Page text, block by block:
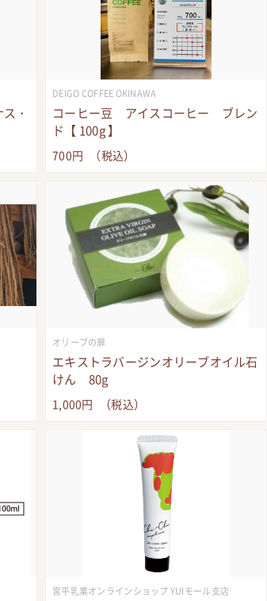
・
DEIGO COFFEE OKINAWA
コーヒー豆 アイスコーヒー ブレン
ド【 100g 】
700円 （税込）
オリーブの扉
エキストラバージンオリーブオイル石
けん 80g
1,000円 （税込）
宮平乳業オンラインショップ YUIモール支店